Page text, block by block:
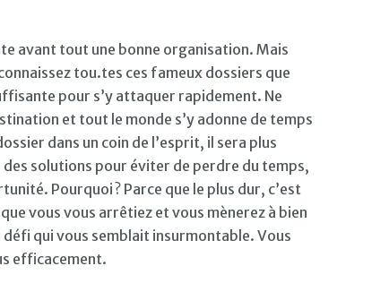
avant tout une bonne organisation. Mais
tou.tes ces fameux dossiers que
pour s’y attaquer rapidement. Ne
et tout le monde s’y adonne de temps
dans un coin de l’esprit, il sera plus
des solutions pour éviter de perdre du temps,
Pourquoi ? Parce que le plus dur, c’est
vous vous arrêtiez et vous mènerez à bien
qui vous semblait insurmontable. Vous
efficacement.